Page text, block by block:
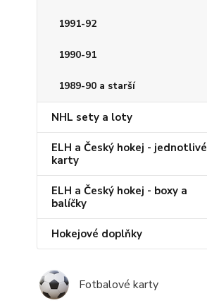
1991-92
1990-91
1989-90 a starší
NHL sety a loty
ELH a Český hokej - jednotlivé
karty
ELH a Český hokej - boxy a
balíčky
Hokejové doplňky
Fotbalové karty